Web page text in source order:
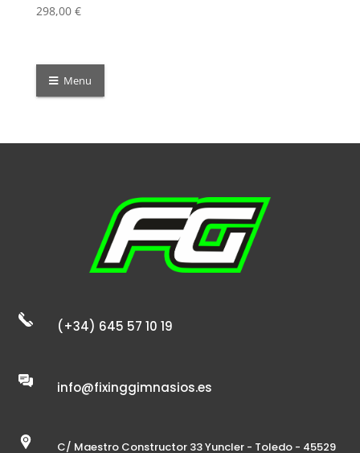
298,00 €
Menu
(+34) 645 57 10 19
info@fixinggimnasios.es
C/ Maestro Constructor 33 Yuncler - Toledo - 45529